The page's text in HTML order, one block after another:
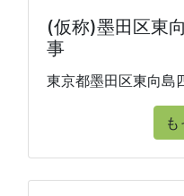
(仮称)墨田区東
事
東京都墨田区東向島